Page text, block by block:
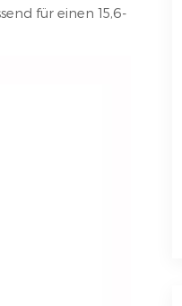
für einen 15,6-